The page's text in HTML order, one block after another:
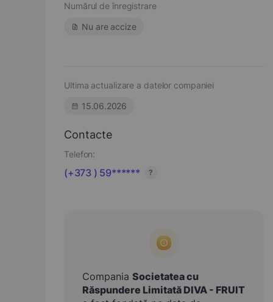
Numărul de înregistrare
Nu are accize
Ultima actualizare a datelor companiei
15.06.2026
Contacte
Telefon:
(+373 ) 59****** ?
Compania Societatea cu
Răspundere Limitată DIVA - FRUIT